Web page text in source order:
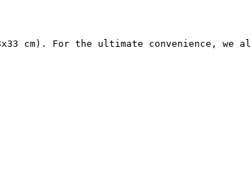
cm). For the ultimate